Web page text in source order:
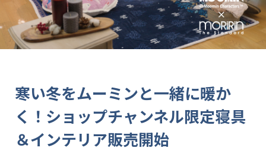
寒い冬をムーミンと一緒に暖か
く！ショップチャンネル限定寝具
＆インテリア販売開始